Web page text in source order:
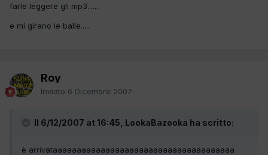
farle leggere gli mp3......
e mi girano le balle.....
Roy
Inviato 6 Dicembre 2007
Il 6/12/2007 at 16:45, LookaBazooka ha scritto:
è arrivataaaaaaaaaaaaaaaaaaaaaaaaaaaaaaaaaaaaaa